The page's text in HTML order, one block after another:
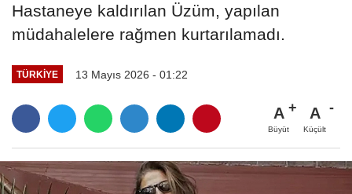
Hastaneye kaldırılan Üzüm, yapılan
müdahalelere rağmen kurtarılamadı.
TÜRKIYE 13 Mayıs 2026 - 01:22
A
Büyüt
A
Küçült